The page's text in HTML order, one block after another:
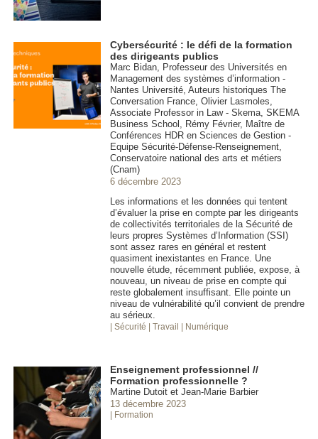
Cybersécurité : le défi de la formation
des dirigeants publics
Marc Bidan, Professeur des Universités en
Management des systèmes d’information -
Nantes Université, Auteurs historiques The
Conversation France, Olivier Lasmoles,
Associate Professor in Law - Skema, SKEMA
Business School, Rémy Février, Maître de
Conférences HDR en Sciences de Gestion -
Equipe Sécurité-Défense-Renseignement,
Conservatoire national des arts et métiers
(Cnam)
6 décembre 2023
Les informations et les données qui tentent
d’évaluer la prise en compte par les dirigeants
de collectivités territoriales de la Sécurité de
leurs propres Systèmes d’Information (SSI)
sont assez rares en général et restent
quasiment inexistantes en France. Une
nouvelle étude, récemment publiée, expose, à
nouveau, un niveau de prise en compte qui
reste globalement insuffisant. Elle pointe un
niveau de vulnérabilité qu’il convient de prendre
au sérieux.
| Sécurité | Travail | Numérique
Enseignement professionnel //
Formation professionnelle ?
Martine Dutoit et Jean-Marie Barbier
13 décembre 2023
| Formation